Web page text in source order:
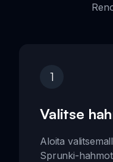
1
Valitse
Aloita
Sprunki-